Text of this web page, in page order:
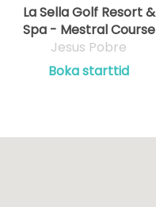
La Sella Golf Resort &
Spa - Mestral Course
Jesus Pobre
Boka starttid